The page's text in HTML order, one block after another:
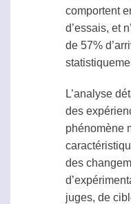
comportent
d’essais, et
de 57%
L’analyse
des
phénomène
des
juges, de